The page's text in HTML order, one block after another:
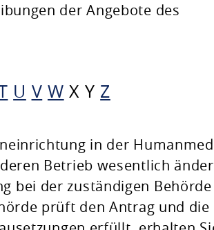
der Angebote des
U V W X Y Z
in der
Betrieb wesentlich
bei der zuständigen
prüft den Antrag und die